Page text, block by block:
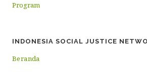
Program
INDONESIA SOCIAL JUSTICE
Beranda